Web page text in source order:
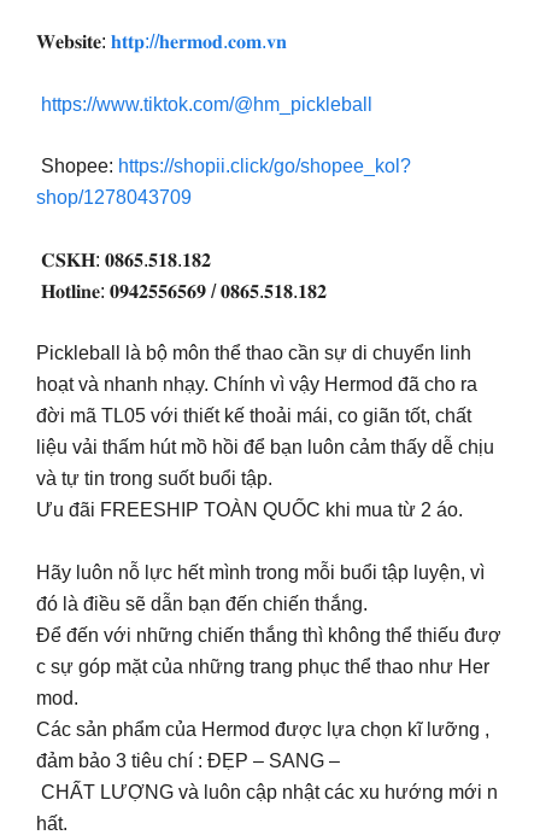
𝐖𝐞𝐛𝐬𝐢𝐭𝐞: 𝐡𝐭𝐭𝐩://𝐡𝐞𝐫𝐦𝐨𝐝.𝐜𝐨𝐦.𝐯𝐧
https://www.tiktok.com/@hm_pickleball
Shopee: https://shopii.click/go/shopee_kol?
shop/1278043709
𝐂𝐒𝐊𝐇: 𝟎𝟖𝟔𝟓.𝟓𝟏𝟖.𝟏𝟖𝟐
𝐇𝐨𝐭𝐥𝐢𝐧𝐞: 𝟎𝟗𝟒𝟐𝟓𝟓𝟔𝟓𝟔𝟗 / 𝟎𝟖𝟔𝟓.𝟓𝟏𝟖.𝟏𝟖𝟐
Pickleball là bộ môn thể thao cần sự di chuyển linh
hoạt và nhanh nhạy. Chính vì vậy Hermod đã cho ra
đời mã TL05 với thiết kế thoải mái, co giãn tốt, chất
liệu vải thấm hút mồ hồi để bạn luôn cảm thấy dễ chịu
và tự tin trong suốt buổi tập.
Ưu đãi FREESHIP TOÀN QUỐC khi mua từ 2 áo.
Hãy luôn nỗ lực hết mình trong mỗi buổi tập luyện, vì
đó là điều sẽ dẫn bạn đến chiến thắng.
Để đến với những chiến thắng thì không thể thiếu đượ
c sự góp mặt của những trang phục thể thao như Her
mod.
Các sản phẩm của Hermod được lựa chọn kĩ lưỡng ,
đảm bảo 3 tiêu chí : ĐẸP – SANG –
CHẤT LƯỢNG và luôn cập nhật các xu hướng mới n
hất.